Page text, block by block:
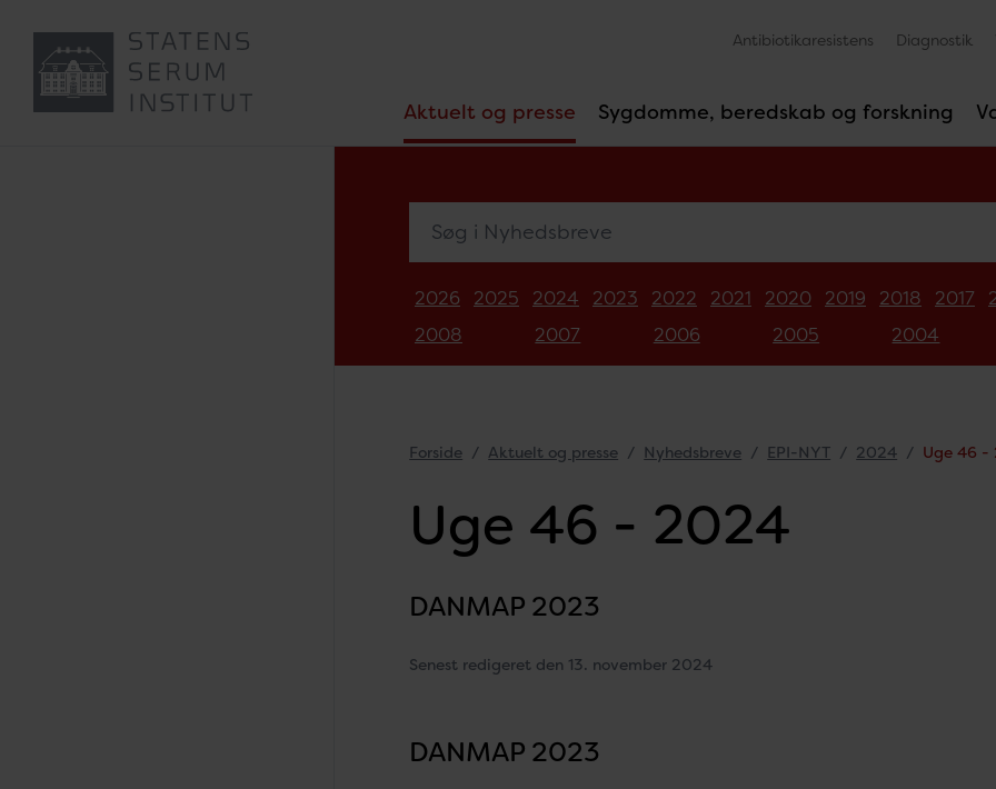
Aktuelt og presse Sygdomme, beredskab og forskning
Antibiotikaresistens Diagnostik
2026 2025 2024 2023 2022 2021 2020 2019 2018 2017
2008
2007 2006 2005 2004
Forside Aktuelt og presse Nyhedsbreve EPI-NYT 2024 Uge 46 -
Uge 46 - 2024
DANMAP 2023
Senest redigeret den 13. november 2024
DANMAP 2023